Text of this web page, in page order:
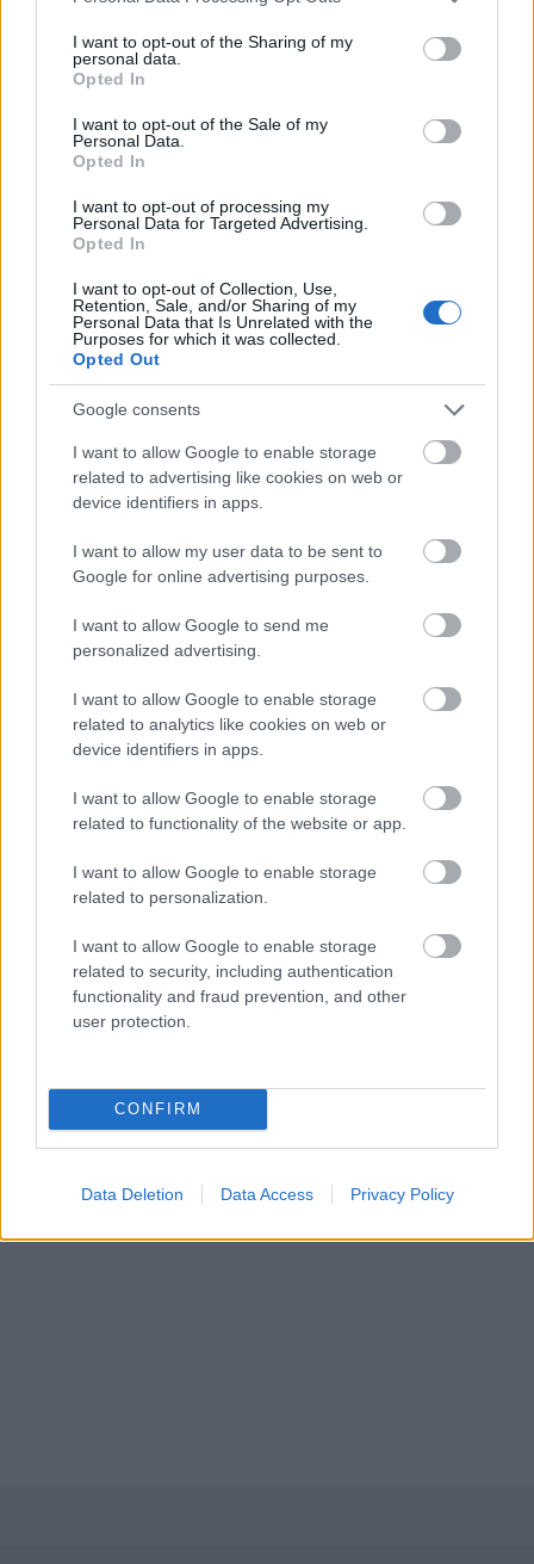
not limited to your visit or usage behaviour. You may click to
grant or deny consent to Google and its third-party tags to
use your data for below specified purposes in below Google
consent section.
I want to opt-out of the Sharing of my
personal data.
Opted In
I want to opt-out of the Sale of my
Personal Data.
Opted In
I want to opt-out of processing my
Personal Data for Targeted Advertising.
Opted In
I want to opt-out of Collection, Use,
Retention, Sale, and/or Sharing of my
Personal Data that Is Unrelated with the
Purposes for which it was collected.
Opted Out
Google consents
I want to allow Google to enable storage
related to advertising like cookies on web or
device identifiers in apps.
I want to allow my user data to be sent to
Google for online advertising purposes.
I want to allow Google to send me
personalized advertising.
I want to allow Google to enable storage
related to analytics like cookies on web or
device identifiers in apps.
I want to allow Google to enable storage
related to functionality of the website or app.
I want to allow Google to enable storage
related to personalization.
I want to allow Google to enable storage
related to security, including authentication
functionality and fraud prevention, and other
user protection.
CONFIRM
Data Deletion Data Access Privacy Policy
Megmondom én nektek, miről szól a Like a Virgin!
Hóhérok Shaolinbóla bevált formulák és merev
legironikusabb, legszabálytalanabb filmje. A
látványos összecsapások, a nyílegyenesen induló
bosszútörténet után a mű hirtelen vígjátékként
folytatódik tovább. A bevezető dialógok és felesleges
sallangok nélkül elővezetett energikus verekedései
után bajtársi részegeskedést, szerelmi civódásokat
és szexuális töltetű gyakorlásokat láthatunk. A véres
leszámolásuk után hősünknek az ifjú házastárs
combjaival gyűlik meg a baja, a könnyedebb
történet. A csípős romantikus komédia családi
kamaradrámába fordul, az időközben családfővé
ugyanis nem éppen a tervek szerint alakul. A sok
szereplőt mozgató, évtizedeteket felölelő sztori
tökéletesen működik, a különböző műfaji elemek és
hangulatok háziasítása sikeres. A tempó feszes, a
menetrendszerűen érkező kung-fu természetesen
most is rendkívül látványos, de a nézőt úgyis azok az
utánozhatatlan fehér szemöldökök ejtik majd rabul.